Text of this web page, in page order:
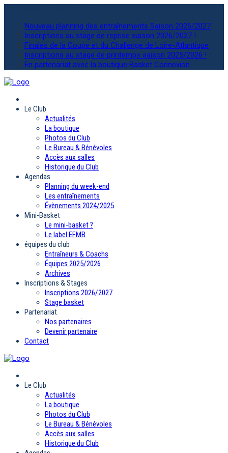
Nouveau planning des entraînements Saison 2026/2027
Inscriptions au stage de reprise saison 2026/2027 !
Finales de la Coupe et du Challenge de Loire-Atlantique
Inscriptions au stage de printemps saison 2025/2026 !
En partenariat avec la boutique Basket Connexion
Le Club
Actualités
La boutique
Photos du Club
Le Bureau & Bénévoles
Accès aux salles
Historique du Club
Agendas
Planning du week-end
Les entraînements
Évènements 2024/2025
Mini-Basket
Le mini-basket ?
Le label EFMB
équipes du club
Entraîneurs & Coachs
Équipes 2025/2026
Archives
Inscriptions & Stages
Inscriptions 2026/2027
Stage basket
Partenariat
Nos partenaires
Devenir partenaire
Contact
Le Club
Actualités
La boutique
Photos du Club
Le Bureau & Bénévoles
Accès aux salles
Historique du Club